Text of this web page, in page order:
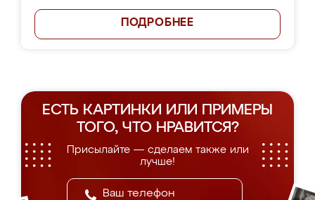
ПОДРОБНЕЕ
ЕСТЬ КАРТИНКИ ИЛИ ПРИМЕРЫ
ТОГО, ЧТО НРАВИТСЯ?
Присылайте — сделаем также или
лучше!